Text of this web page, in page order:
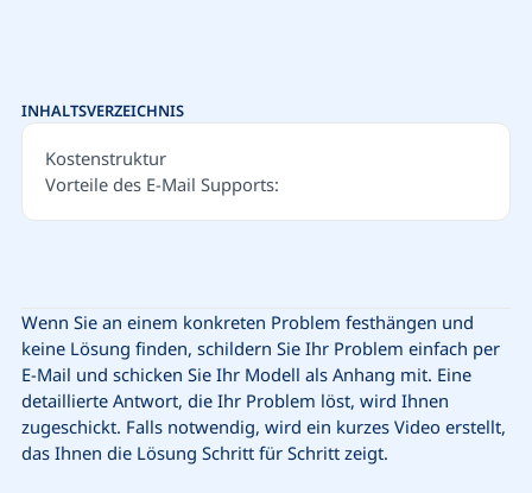
Wenn Sie an einem konkreten Problem festhängen und
keine Lösung finden, schildern Sie Ihr Problem einfach per
E-Mail und schicken Sie Ihr Modell als Anhang mit. Eine
detaillierte Antwort, die Ihr Problem löst, wird Ihnen
zugeschickt. Falls notwendig, wird ein kurzes Video erstellt,
das Ihnen die Lösung Schritt für Schritt zeigt.
INHALTSVERZEICHNIS
Kostenstruktur
Vorteile des E-Mail Supports: